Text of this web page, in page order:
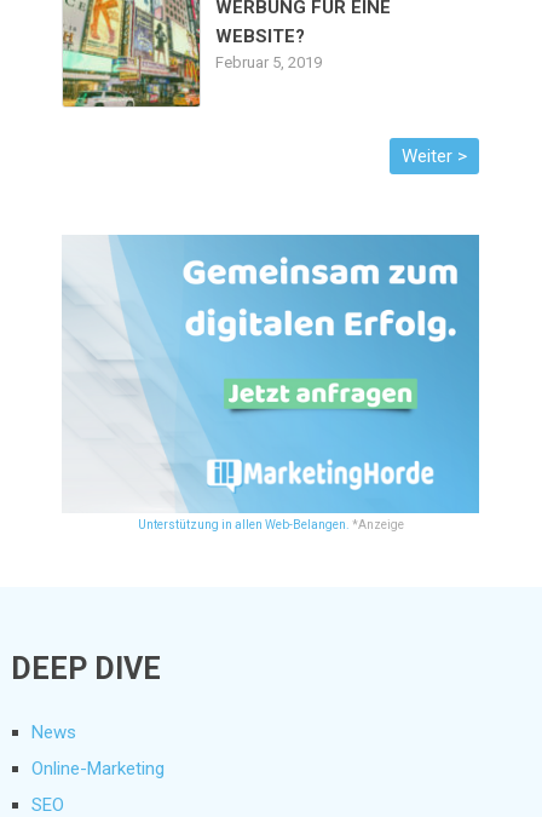
WERBUNG FÜR EINE
WEBSITE?
Februar 5, 2019
Unterstützung in allen Web-Belangen. *Anzeige
DEEP DIVE
News
Online-Marketing
SEO